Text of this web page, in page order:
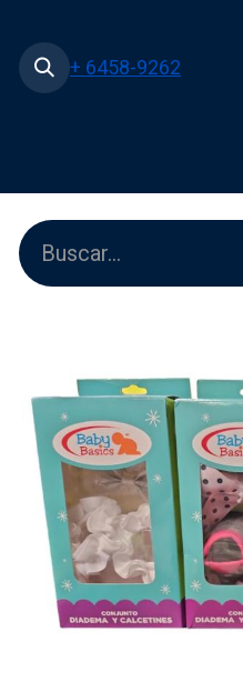
+ 6458-9262